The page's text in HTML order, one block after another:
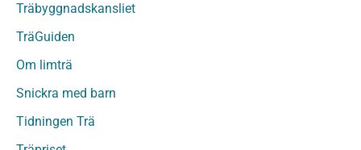
Träpanel och utvändig beklädnad Obehandlat
Trägolv
Sågat virke
Sågat virke Behandlat
Träbyggnadskansliet
TräGuiden
Om limträ
Snickra med barn
Tidningen Trä